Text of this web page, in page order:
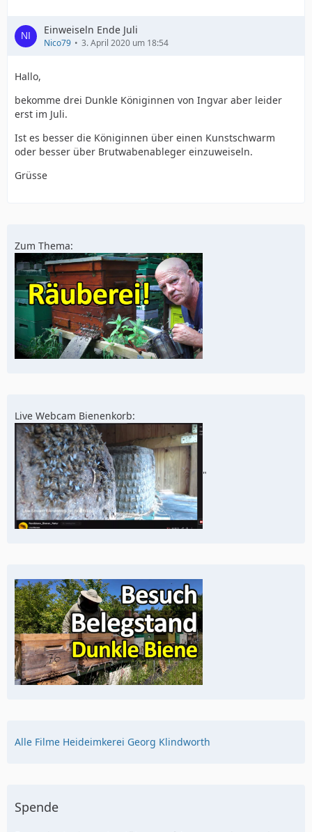
Einweiseln Ende Juli
Nico79 3. April 2020 um 18:54
Hallo,
bekomme drei Dunkle Königinnen von Ingvar aber leider
erst im Juli.
Ist es besser die Königinnen über einen Kunstschwarm
oder besser über Brutwabenableger einzuweiseln.
Grüsse
Zum Thema:
Live Webcam Bienenkorb:
"
Alle Filme Heideimkerei Georg Klindworth
Spende